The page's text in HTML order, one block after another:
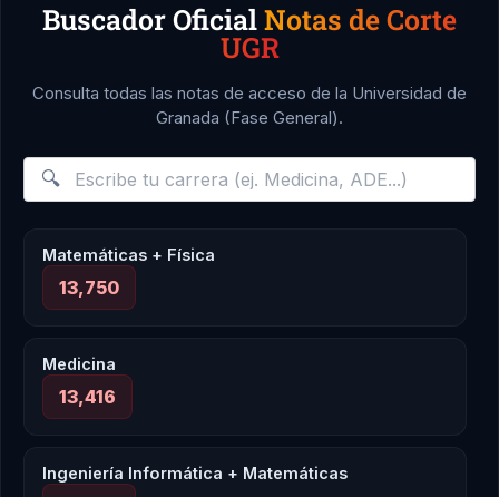
Buscador OficialNotas de Corte
UGR
Consulta todas las notas de acceso de la Universidad de
Granada (Fase General).
🔍
Matemáticas + Física
13,750
Medicina
13,416
Ingeniería Informática + Matemáticas